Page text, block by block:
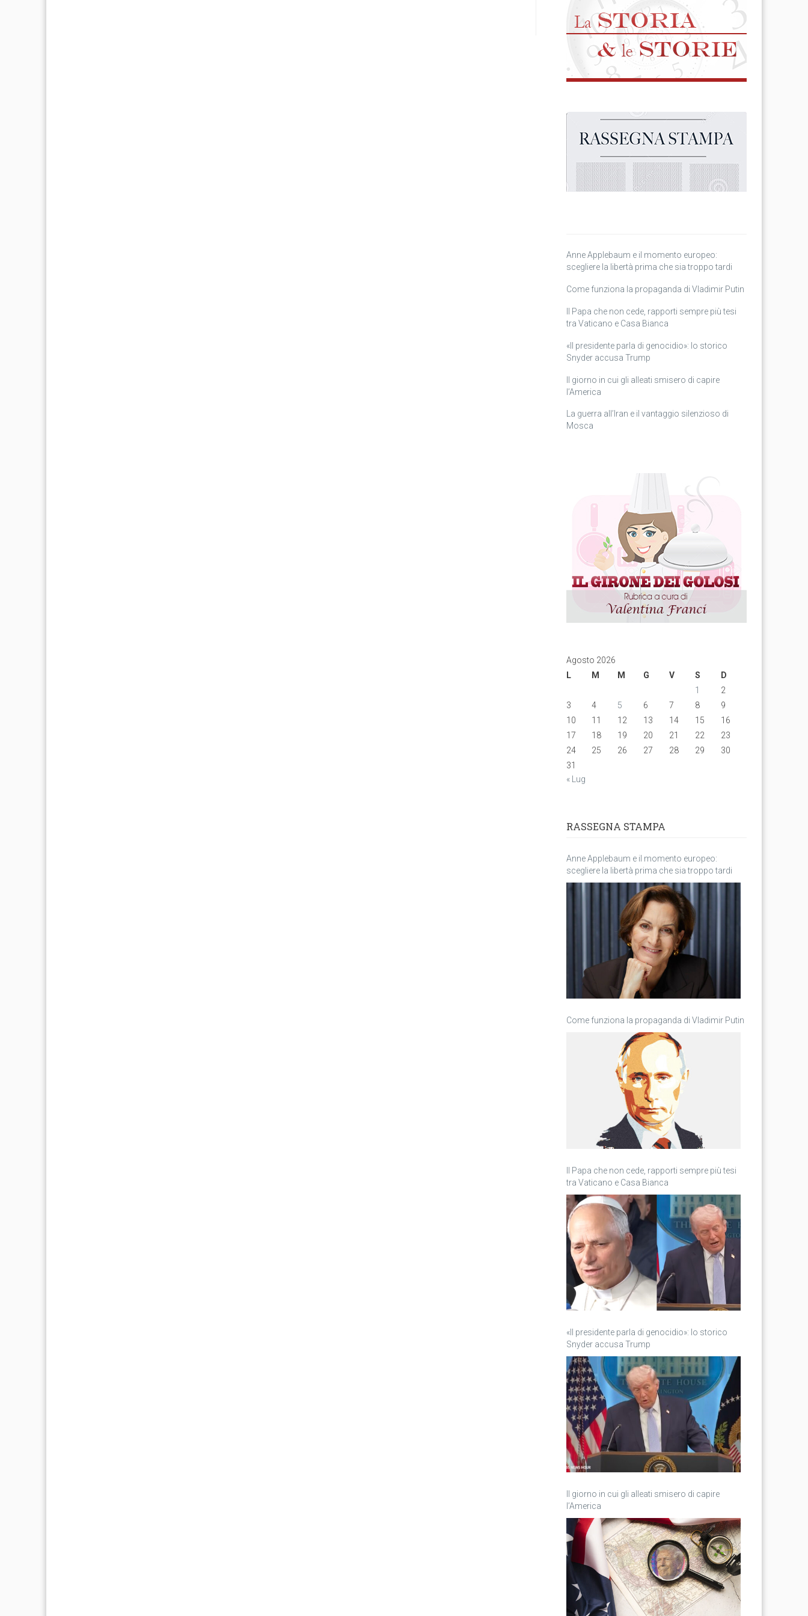
Anne Applebaum e il momento europeo:
scegliere la libertà prima che sia troppo tardi
Come funziona la propaganda di Vladimir Putin
Il Papa che non cede, rapporti sempre più tesi
tra Vaticano e Casa Bianca
«Il presidente parla di genocidio»: lo storico
Snyder accusa Trump
Il giorno in cui gli alleati smisero di capire
l’America
La guerra all’Iran e il vantaggio silenzioso di
Mosca
Agosto 2026
L
M M G V S
D
1
2
3
4 5 6 7 8
9
10
11 12 13 14 15
16
17
18 19 20 21 22
23
24
25 26 27 28 29
30
31
« Lug
RASSEGNA STAMPA
Anne Applebaum e il momento europeo:
scegliere la libertà prima che sia troppo tardi
Come funziona la propaganda di Vladimir Putin
Il Papa che non cede, rapporti sempre più tesi
tra Vaticano e Casa Bianca
«Il presidente parla di genocidio»: lo storico
Snyder accusa Trump
Il giorno in cui gli alleati smisero di capire
l’America